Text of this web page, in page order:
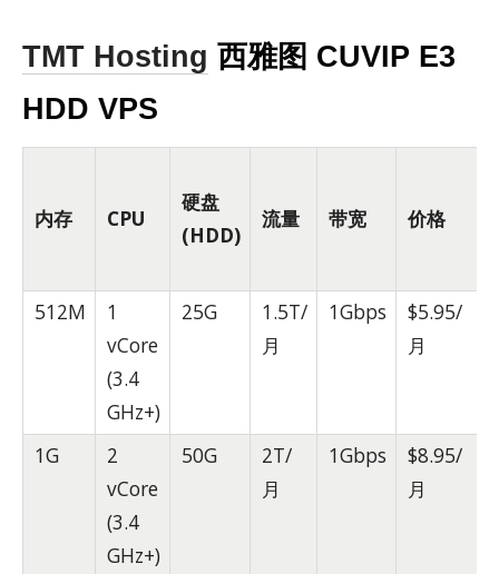
TMT Hosting 西雅图 CUVIP E3
HDD VPS
内存 CPU
硬盘
(HDD)
流量 带宽 价格
512M
1
vCore
(3.4
GHz+)
25G
1.5T/
月
1Gbps
$5.95/
月
1G
2
vCore
(3.4
GHz+)
50G
2T/
月
1Gbps
$8.95/
月